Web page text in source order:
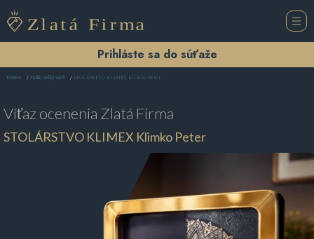
Prihláste sa do súťaže
Domov Stolár Veľký Šariš STOLÁRSTVO KLIMEX Klimko Peter
Víťaz ocenenia Zlatá Firma
STOLÁRSTVO KLIMEX Klimko Peter